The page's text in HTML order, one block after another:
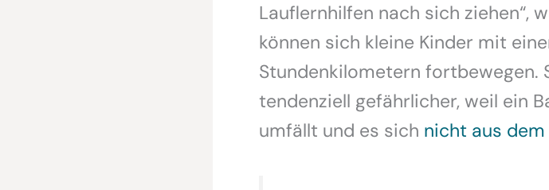
Lauflernhilfen nach sich ziehen“,
können sich kleine Kinder mit
Stundenkilometern fortbewegen.
tendenziell gefährlicher, weil ein
umfällt und es sich nicht aus